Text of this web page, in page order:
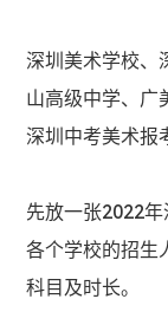
深圳美术学校、
山高级中学、广
深圳中考美术报
先放一张2022
各个学校的招生
科目及时长。